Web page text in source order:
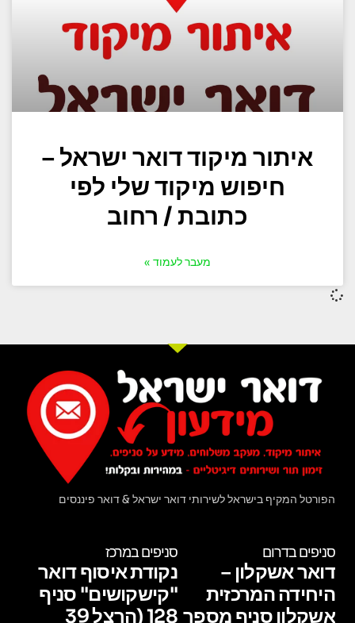
איתור מיקוד דואר ישראל –
חיפוש מיקוד שלי לפי
כתובת / רחוב
מעבר לעמוד »
הפורטל המקיף בישראל לשירותי דואר ישראל & דואר פיננסים
סניפים בדרום
דואר אשקלון –
היחידה המרכזית
אשקלון סניף מספר
סניפים במרכז
נקודת איסוף דואר
"קישקושים" סניף
128 (הרצל 39